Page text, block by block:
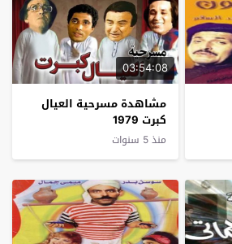
03:54:08
مشاهدة مسرحية العيال
كبرت 1979
منذ 5 سنوات